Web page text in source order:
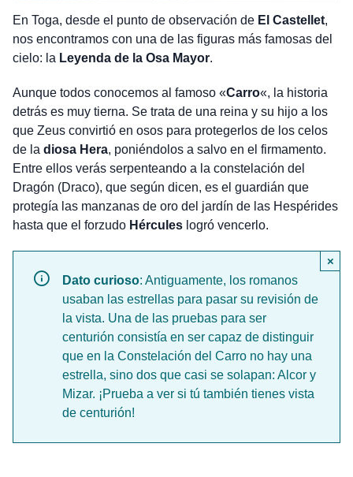
En Toga, desde el punto de observación de El Castellet,
nos encontramos con una de las figuras más famosas del
cielo: la Leyenda de la Osa Mayor.
Aunque todos conocemos al famoso «Carro«, la historia
detrás es muy tierna. Se trata de una reina y su hijo a los
que Zeus convirtió en osos para protegerlos de los celos
de la diosa Hera, poniéndolos a salvo en el firmamento.
Entre ellos verás serpenteando a la constelación del
Dragón (Draco), que según dicen, es el guardián que
protegía las manzanas de oro del jardín de las Hespérides
hasta que el forzudo Hérculeslogró vencerlo.
Dato curioso: Antiguamente, los romanos
usaban las estrellas para pasar su revisión de
la vista. Una de las pruebas para ser
centurión consistía en ser capaz de distinguir
que en la Constelación del Carro no hay una
estrella, sino dos que casi se solapan: Alcor y
Mizar. ¡Prueba a ver si tú también tienes vista
de centurión!
×